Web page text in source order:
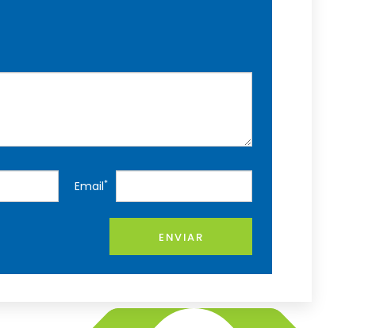
Email*
ENVIAR